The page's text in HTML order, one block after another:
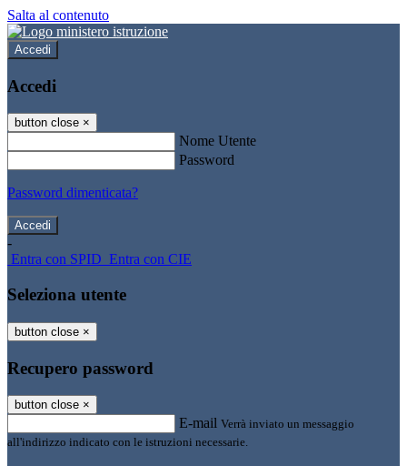
Salta al contenuto
Accedi
Accedi
button close ×
Nome Utente
Password
Password dimenticata?
-
Entra con SPID Entra con CIE
Seleziona utente
button close ×
Recupero password
button close ×
E-mail Verrà inviato un messaggio
all'indirizzo indicato con le istruzioni necessarie.